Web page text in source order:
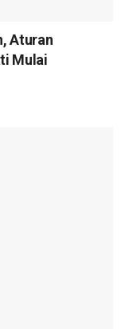
Aturan
Mulai